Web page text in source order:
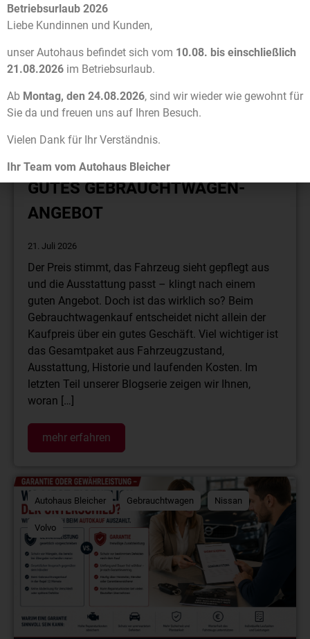
Nissan Volvo
SO ERKENNEN SIE EIN WIRKLICH
GUTES GEBRAUCHTWAGEN-
ANGEBOT
21. Juli 2026
Der Preis stimmt, das Fahrzeug sieht gepflegt aus
und die Ausstattung passt – klingt nach einem
guten Angebot. Doch ist das wirklich so? Beim
Gebrauchtwagenkauf entscheidet nicht allein der
Kaufpreis über ein gutes Geschäft. Viel wichtiger ist
das Gesamtpaket aus Fahrzeugzustand,
Ausstattung, Historie und laufenden Kosten. Im
letzten Teil unserer Blogserie zeigen wir Ihnen,
woran […]
mehr erfahren
Autohaus Bleicher Gebrauchtwagen Nissan
Volvo
Betriebsurlaub 2026
Liebe Kundinnen und Kunden,
unser Autohaus befindet sich vom 10.08. bis einschließlich
21.08.2026 im Betriebsurlaub.
Ab Montag, den 24.08.2026, sind wir wieder wie gewohnt für
Sie da und freuen uns auf Ihren Besuch.
Vielen Dank für Ihr Verständnis.
Ihr Team vom Autohaus Bleicher